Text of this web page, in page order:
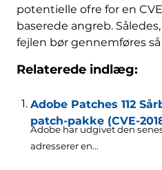
potentielle ofre for en
baserede angreb. Således,
fejlen bør gennemføres
Relaterede indlæg:
Adobe Patches 112
patch-pakke (CVE-
Adobe har udgivet den
adresserer en...